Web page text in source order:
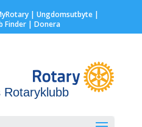
| Ungdomsutbyte|
Finder | Donera
Rotaryklubb